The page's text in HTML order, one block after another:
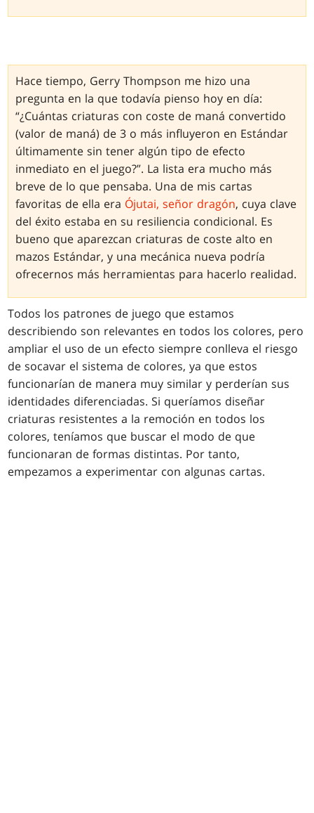
Hace tiempo, Gerry Thompson me hizo una
pregunta en la que todavía pienso hoy en día:
“¿Cuántas criaturas con coste de maná convertido
(valor de maná) de 3 o más influyeron en Estándar
últimamente sin tener algún tipo de efecto
inmediato en el juego?”. La lista era mucho más
breve de lo que pensaba. Una de mis cartas
favoritas de ella era Ójutai, señor dragón, cuya clave
del éxito estaba en su resiliencia condicional. Es
bueno que aparezcan criaturas de coste alto en
mazos Estándar, y una mecánica nueva podría
ofrecernos más herramientas para hacerlo realidad.
Todos los patrones de juego que estamos
describiendo son relevantes en todos los colores, pero
ampliar el uso de un efecto siempre conlleva el riesgo
de socavar el sistema de colores, ya que estos
funcionarían de manera muy similar y perderían sus
identidades diferenciadas. Si queríamos diseñar
criaturas resistentes a la remoción en todos los
colores, teníamos que buscar el modo de que
funcionaran de formas distintas. Por tanto,
empezamos a experimentar con algunas cartas.